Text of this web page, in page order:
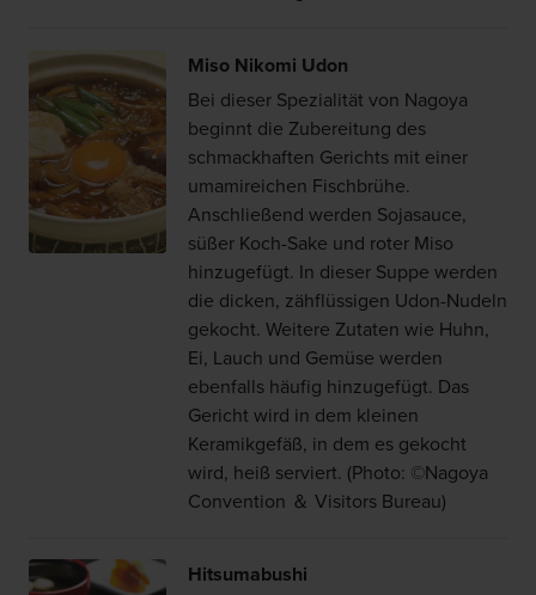
Miso Nikomi Udon
Bei dieser Spezialität von Nagoya
beginnt die Zubereitung des
schmackhaften Gerichts mit einer
umamireichen Fischbrühe.
Anschließend werden Sojasauce,
süßer Koch-Sake und roter Miso
hinzugefügt. In dieser Suppe werden
die dicken, zähflüssigen Udon-Nudeln
gekocht. Weitere Zutaten wie Huhn,
Ei, Lauch und Gemüse werden
ebenfalls häufig hinzugefügt. Das
Gericht wird in dem kleinen
Keramikgefäß, in dem es gekocht
wird, heiß serviert. (Photo: ©Nagoya
Convention ＆ Visitors Bureau)
Hitsumabushi